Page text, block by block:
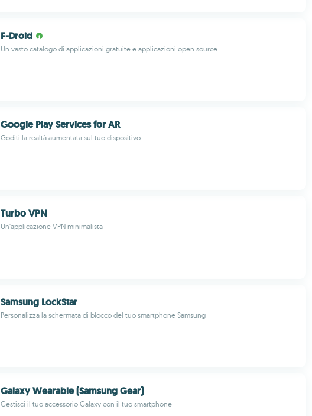
F-Droid
Un vasto catalogo di applicazioni gratuite e applicazioni open source
Google Play Services for AR
Goditi la realtà aumentata sul tuo dispositivo
Turbo VPN
Un'applicazione VPN minimalista
Samsung LockStar
Personalizza la schermata di blocco del tuo smartphone Samsung
Galaxy Wearable (Samsung Gear)
Gestisci il tuo accessorio Galaxy con il tuo smartphone